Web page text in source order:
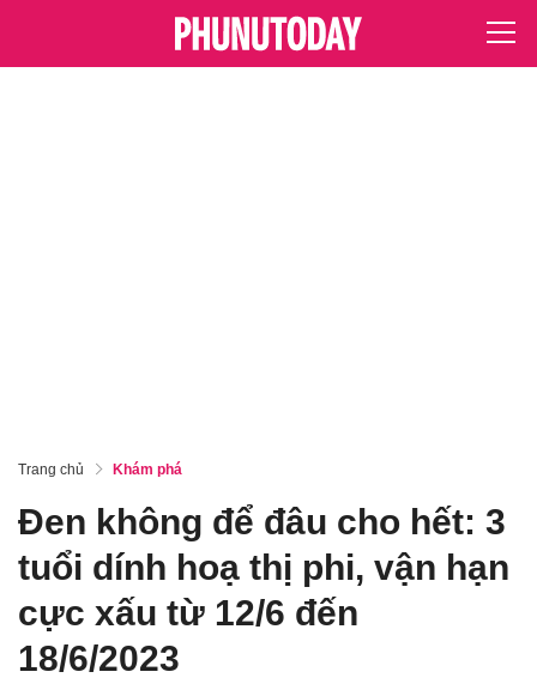
Trang chủ Khám phá
Đen không để đâu cho hết: 3
tuổi dính hoạ thị phi, vận hạn
cực xấu từ 12/6 đến
18/6/2023